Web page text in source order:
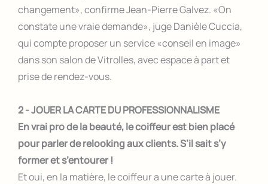
changement», confirme Jean-Pierre Galvez. «On
constate une vraie demande», juge Danièle Cuccia,
qui compte proposer un service «conseil en image»
dans son salon de Vitrolles, avec espace à part et
prise de rendez-vous.
2 - JOUER LA CARTE DU PROFESSIONNALISME
En vrai pro de la beauté, le coiffeur est bien placé
pour parler de relooking aux clients. S’il sait s’y
former et s’entourer !
Et oui, en la matière, le coiffeur a une carte à jouer.